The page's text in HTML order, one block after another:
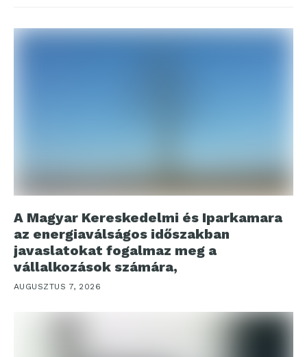
A Magyar Kereskedelmi és Iparkamara
az energiaválságos időszakban
javaslatokat fogalmaz meg a
vállalkozások számára,
AUGUSZTUS 7, 2026